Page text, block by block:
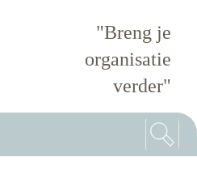
"Breng je
organisatie
verder"